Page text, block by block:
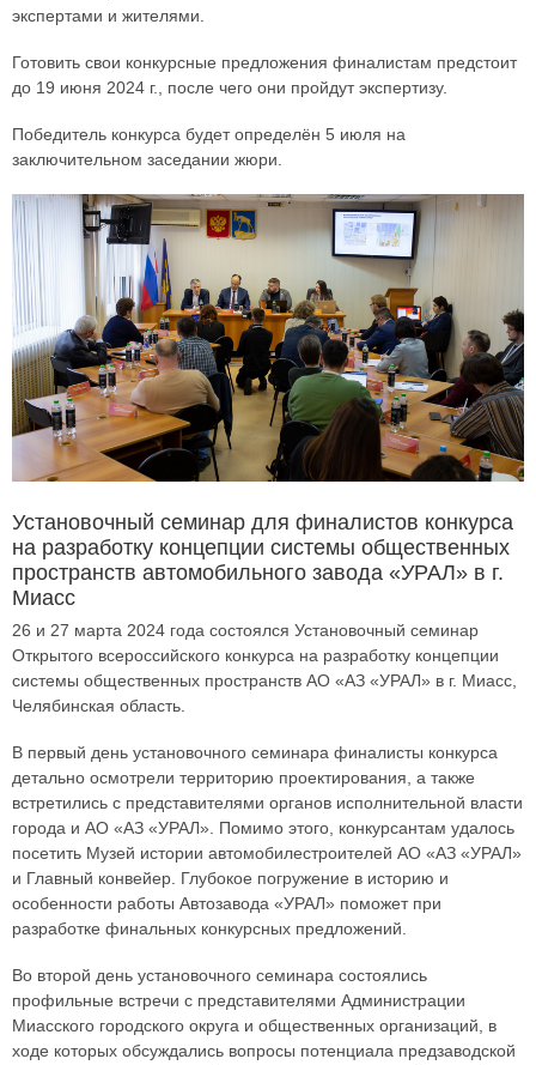
экспертами и жителями.
Готовить свои конкурсные предложения финалистам предстоит
до 19 июня 2024 г., после чего они пройдут экспертизу.
Победитель конкурса будет определён 5 июля на
заключительном заседании жюри.
Установочный семинар для финалистов конкурса
на разработку концепции системы общественных
пространств автомобильного завода «УРАЛ» в г.
Миасс
26 и 27 марта 2024 года состоялся Установочный семинар
Открытого всероссийского конкурса на разработку концепции
системы общественных пространств АО «АЗ «УРАЛ» в г. Миасс,
Челябинская область.
В первый день установочного семинара финалисты конкурса
детально осмотрели территорию проектирования, а также
встретились с представителями органов исполнительной власти
города и АО «АЗ «УРАЛ». Помимо этого, конкурсантам удалось
посетить Музей истории автомобилестроителей АО «АЗ «УРАЛ»
и Главный конвейер. Глубокое погружение в историю и
особенности работы Автозавода «УРАЛ» поможет при
разработке финальных конкурсных предложений.
Во второй день установочного семинара состоялись
профильные встречи с представителями Администрации
Миасского городского округа и общественных организаций, в
ходе которых обсуждались вопросы потенциала предзаводской